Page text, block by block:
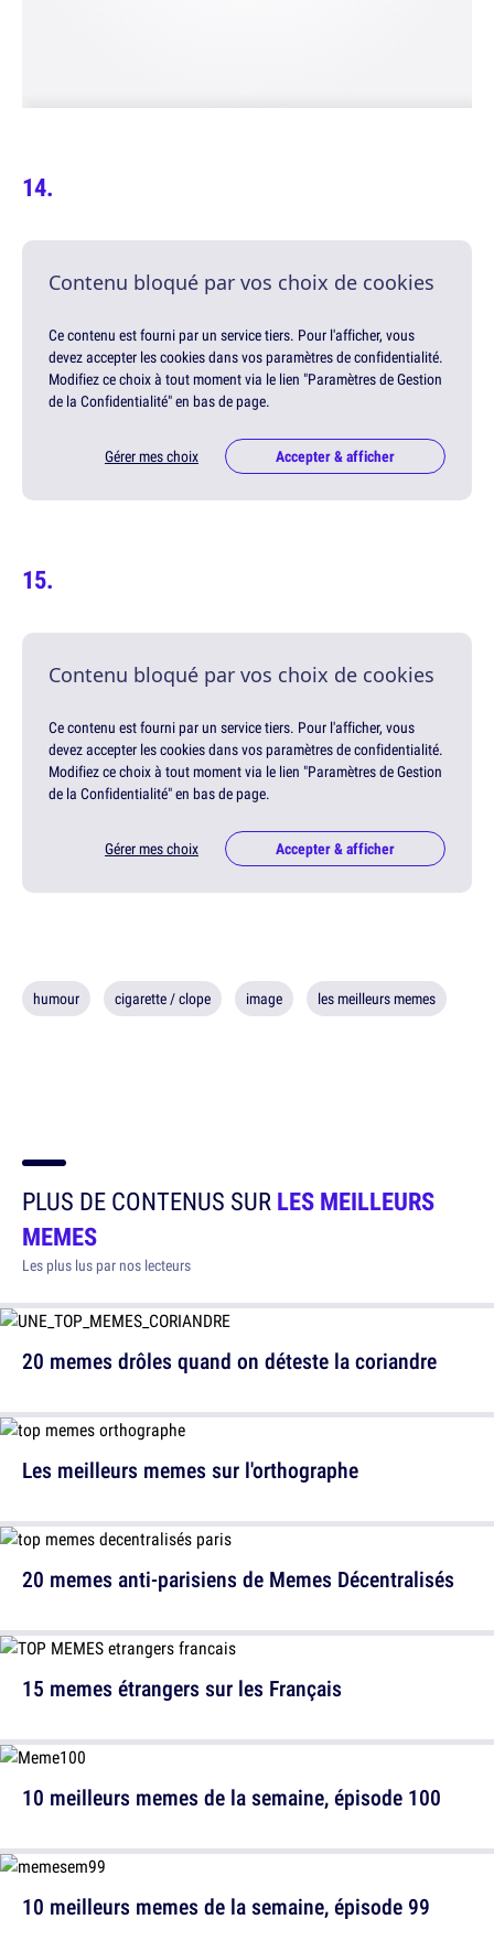
Contenu bloqué par vos choix de cookies
Ce contenu est fourni par un service tiers. Pour l'afficher, vous
devez accepter les cookies dans vos paramètres de confidentialité.
Modifiez ce choix à tout moment via le lien "Paramètres de Gestion
de la Confidentialité" en bas de page.
Gérer mes choix Accepter & afficher
Contenu bloqué par vos choix de cookies
Ce contenu est fourni par un service tiers. Pour l'afficher, vous
devez accepter les cookies dans vos paramètres de confidentialité.
Modifiez ce choix à tout moment via le lien "Paramètres de Gestion
de la Confidentialité" en bas de page.
Gérer mes choix Accepter & afficher
humour cigarette / clope image les meilleurs memes
PLUS DE CONTENUS SURLES MEILLEURS
MEMES
Les plus lus par nos lecteurs
20 memes drôles quand on déteste la coriandre
20 memes anti-parisiens de Memes Décentralisés
10 meilleurs memes de la semaine, épisode 100
Les meilleurs memes sur l'orthographe
15 memes étrangers sur les Français
10 meilleurs memes de la semaine, épisode 99